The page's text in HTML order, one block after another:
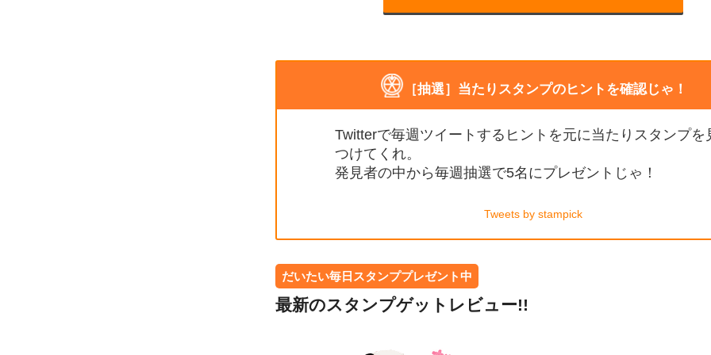
［抽選］当たりスタンプのヒントを確認じゃ！
Twitterで毎週ツイートするヒントを元に当たりスタンプを
つけてくれ。
発見者の中から毎週抽選で5名にプレゼントじゃ！
Tweets by stampick
だいたい毎日スタンププレゼント中
最新のスタンプゲットレビュー!!